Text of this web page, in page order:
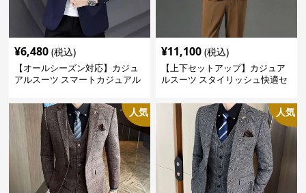
¥6,480 (税込)
【オールシーズン対応】カジュ
アルスーツ スマートカジュアル
¥11,100 (税込)
【上下セットアップ】カジュア
ルスーツ スタイリッシュ快適セ
人気 人気